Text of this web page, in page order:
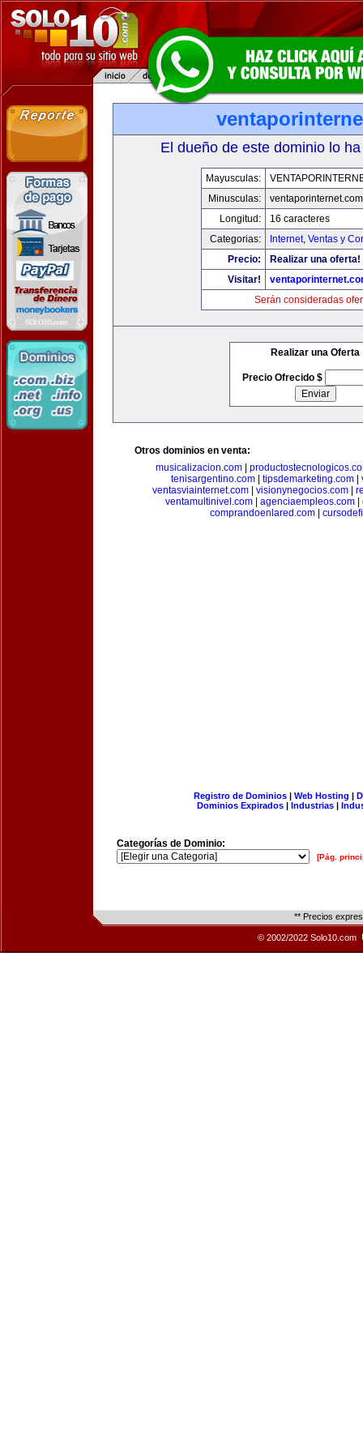
El dueño de este dominio lo
Mayusculas:
Minusculas:
ventaporinternet.com
Longitud:
16 caracteres
Categorias:
Internet, Ventas y
Precio:
Realizar una oferta!
Visitar!
Serán consideradas
Realizar una Oferta
Precio Ofrecido $
Otros dominios en venta:
musicalizacion.com|
tenisargentino.com
tipsdemarketing.com
ventasviainternet.com
visionynegocios.com
ventamultinivel.com| agenciaempleos.com|
comprandoenlared.com|
Registro de Dominios| Web Hosting |
Dominios Expirados | Industrias |
Categorías de Dominio:
[Pág.
** Precios
© 2002/2022 Solo10.com